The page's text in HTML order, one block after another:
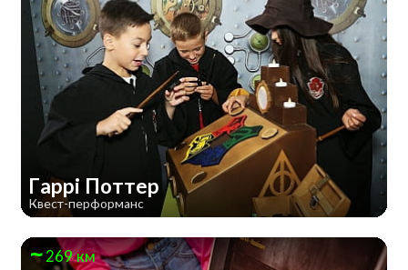
Гаррі Поттер
Квест-перформанс
269 км